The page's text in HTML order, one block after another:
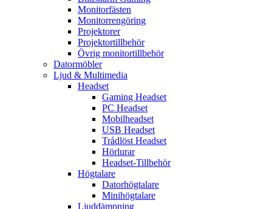
Monitorfästen
Monitorrengöring
Projektorer
Projektortillbehör
Övrig monitortillbehör
Datormöbler
Ljud & Multimedia
Headset
Gaming Headset
PC Headset
Mobilheadset
USB Headset
Trådlöst Headset
Hörlurar
Headset-Tillbehör
Högtalare
Datorhögtalare
Minihögtalare
Ljuddämpning